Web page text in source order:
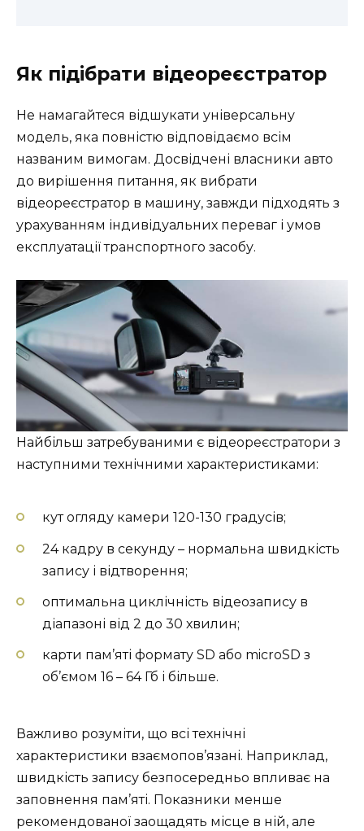
Як підібрати відеореєстратор
Не намагайтеся відшукати універсальну
модель, яка повністю відповідаємо всім
названим вимогам. Досвідчені власники авто
до вирішення питання, як вибрати
відеореєстратор в машину, завжди підходять з
урахуванням індивідуальних переваг і умов
експлуатації транспортного засобу.
Найбільш затребуваними є відеореєстратори з
наступними технічними характеристиками:
кут огляду камери 120-130 градусів;
24 кадру в секунду – нормальна швидкість
запису і відтворення;
оптимальна циклічність відеозапису в
діапазоні від 2 до 30 хвилин;
карти пам’яті формату SD або microSD з
об’ємом 16 – 64 Гб і більше.
Важливо розуміти, що всі технічні
характеристики взаємопов’язані. Наприклад,
швидкість запису безпосередньо впливає на
заповнення пам’яті. Показники менше
рекомендованої заощадять місце в ній, але